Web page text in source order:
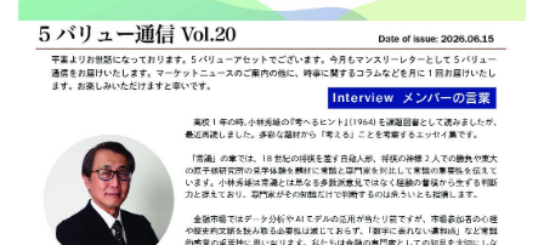
個人情報取り扱い
反社会的勢力との関係遮断のための基本方針